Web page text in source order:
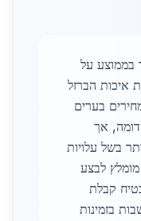
בממוצע על
איכות הברזל
בערים
דומה, אך
בשל עלויות
מומלץ לבצע
קבלת
בזמינות